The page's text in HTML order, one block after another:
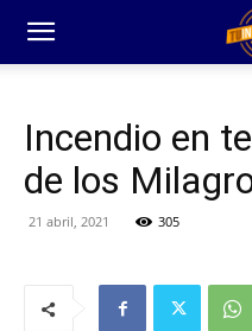
Incendio en
de los
21 abril, 2021 305